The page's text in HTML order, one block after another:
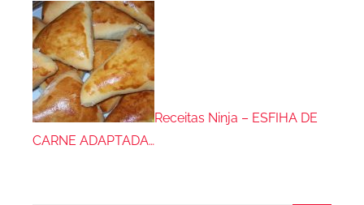
Receitas Ninja – ESFIHA DE
CARNE ADAPTADA…